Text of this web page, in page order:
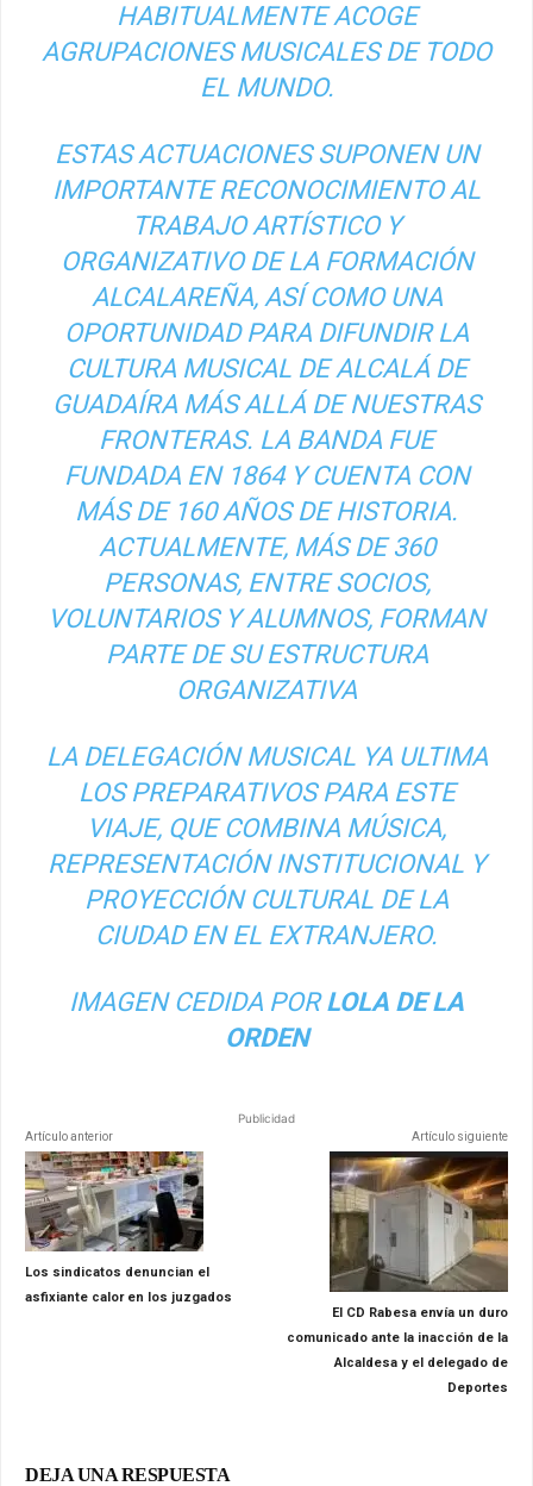
HABITUALMENTE ACOGE
AGRUPACIONES MUSICALES DE TODO
EL MUNDO.
ESTAS ACTUACIONES SUPONEN UN
IMPORTANTE RECONOCIMIENTO AL
TRABAJO ARTÍSTICO Y
ORGANIZATIVO DE LA FORMACIÓN
ALCALAREÑA, ASÍ COMO UNA
OPORTUNIDAD PARA DIFUNDIR LA
CULTURA MUSICAL DE ALCALÁ DE
GUADAÍRA MÁS ALLÁ DE NUESTRAS
FRONTERAS. LA BANDA FUE
FUNDADA EN 1864 Y CUENTA CON
MÁS DE 160 AÑOS DE HISTORIA.
ACTUALMENTE, MÁS DE360
PERSONAS, ENTRE SOCIOS,
VOLUNTARIOS Y ALUMNOS, FORMAN
PARTE DE SU ESTRUCTURA
ORGANIZATIVA
LA DELEGACIÓN MUSICAL YA ULTIMA
LOS PREPARATIVOS PARA ESTE
VIAJE, QUE COMBINA MÚSICA,
REPRESENTACIÓN INSTITUCIONAL Y
PROYECCIÓN CULTURAL DE LA
CIUDAD EN EL EXTRANJERO.
IMAGEN CEDIDA PORLOLA DE LA
ORDEN
Publicidad
Artículo anterior
Los sindicatos denuncian el
asfixiante calor en los juzgados
Artículo siguiente
El CD Rabesa envía un duro
comunicado ante la inacción de la
Alcaldesa y el delegado de
Deportes
DEJA UNA RESPUESTA